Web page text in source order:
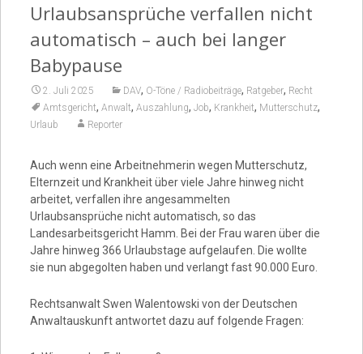
Urlaubsansprüche verfallen nicht
automatisch – auch bei langer
Babypause
2. Juli 2025 DAV, O-Töne / Radiobeiträge, Ratgeber, Recht
Amtsgericht, Anwalt, Auszahlung, Job, Krankheit, Mutterschutz,
Urlaub Reporter
Auch wenn eine Arbeitnehmerin wegen Mutterschutz,
Elternzeit und Krankheit über viele Jahre hinweg nicht
arbeitet, verfallen ihre angesammelten
Urlaubsansprüche nicht automatisch, so das
Landesarbeitsgericht Hamm. Bei der Frau waren über die
Jahre hinweg 366 Urlaubstage aufgelaufen. Die wollte
sie nun abgegolten haben und verlangt fast 90.000 Euro.
Rechtsanwalt Swen Walentowski von der Deutschen
Anwaltauskunft antwortet dazu auf folgende Fragen: